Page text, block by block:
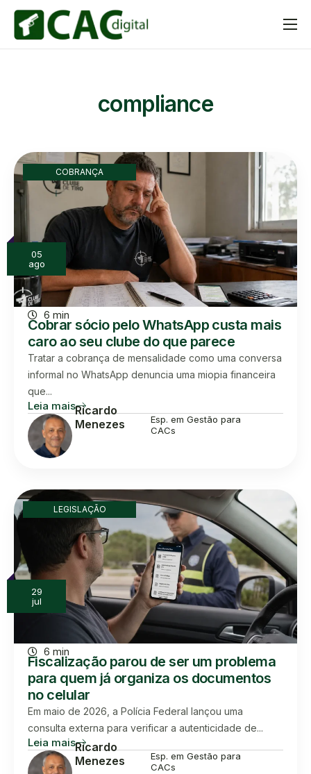
A Plataforma
Blog
Contato
compliance
COBRANÇA
05
ago
6 min
Cobrar sócio pelo WhatsApp custa mais
caro ao seu clube do que parece
Tratar a cobrança de mensalidade como uma conversa
informal no WhatsApp denuncia uma miopia financeira
que...
Leia maisRicardo
Menezes
Esp. em Gestão para
CACs
LEGISLAÇÃO
29
jul
6 min
Fiscalização parou de ser um problema
para quem já organiza os documentos
no celular
Em maio de 2026, a Polícia Federal lançou uma
consulta externa para verificar a autenticidade de...
Leia maisRicardo
Menezes
Esp. em Gestão para
CACs